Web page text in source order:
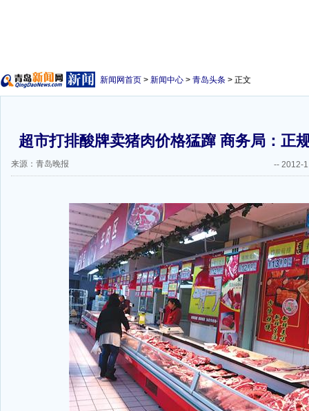
新闻网首页 > 新闻中心 > 青岛头条 > 正文
超市打排酸牌卖猪肉价格猛蹿 商务局：正
来源：青岛晚报 -- 2012-